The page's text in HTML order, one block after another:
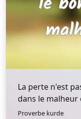
La perte n'est
dans le malheur
Proverbe kurde